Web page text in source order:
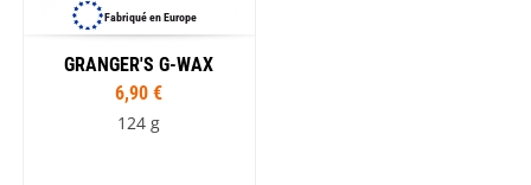
Fabriqué en Europe
GRANGER'S G-WAX
6,90 €
124 g